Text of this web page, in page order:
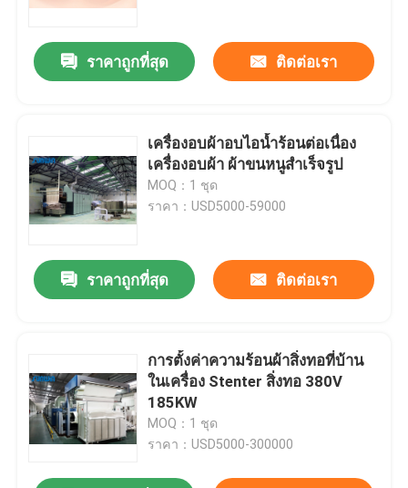
ราคาถูกที่สุด ติดต่อเรา
เครื่องอบผ้าอบไอน้ำร้อนต่อเนื่อง
เครื่องอบผ้า ผ้าขนหนูสำเร็จรูป
MOQ：1 ชุด
ราคา：USD5000-59000
ราคาถูกที่สุด ติดต่อเรา
การตั้งค่าความร้อนผ้าสิ่งทอที่บ้าน
ในเครื่อง Stenter สิ่งทอ 380V
185KW
MOQ：1 ชุด
ราคา：USD5000-300000